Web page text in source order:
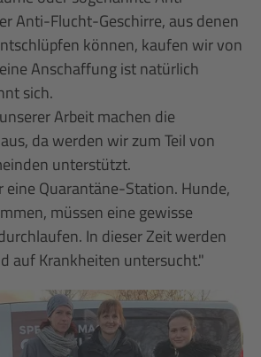
Anti-Flucht-Geschirre, aus denen
können, kaufen wir von
Anschaffung ist natürlich
sich.
Arbeit machen die
da werden wir zum Teil von
unterstützt.
eine Quarantäne-Station. Hunde,
müssen eine gewisse
In dieser Zeit werden
auf Krankheiten untersucht."